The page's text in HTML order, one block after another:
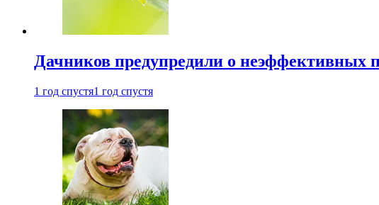
Дачников предупредили о неэффективных
1 год спустя1 год спустя